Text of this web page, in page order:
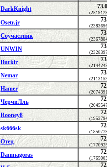
DarkKnight
Osetr.jr
Соучастник
UNWIN
Burkir
Nemar
Hamer
ЧерчиЛль
Rooney8
sk666sk
Отец
Damnagoras